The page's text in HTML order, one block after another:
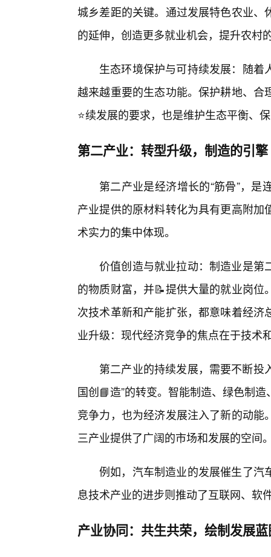
城乡差距的关键。通过发展特色农业
的延伸，创造更多就业机会，提升农村
生态环境保护与可持续发展：随
越来越重要的生态功能。保护耕地、
⭐续发展的要求，也是维护生态平衡、
第二产业：转型升级，制造的引擎
第二产业是经济增长的“筋骨”，
产业提供的原材料转化为具有更高附
术实力的集中体现。
价值创造与就业拉动：制造业是第
的物质财富，并📝提供大量的就业岗
次技术革新和产能扩张，都意味着经
业升级：现代经济竞争的焦点在于技术
第二产业的持续发展，需要不断投
国创📘造”的转变。智能制造、绿色制
竞争力，也为经济发展注入了新的动
三产业提供了广阔的市场和发展的空间
例如，汽车制造业的发展催生了汽
息技术产业的进步则推动了互联网、软
产业协同：共生共荣，绘制发展